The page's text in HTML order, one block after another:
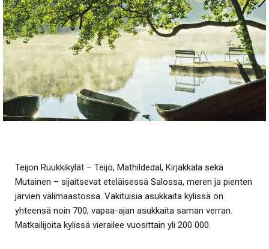
Teijon Ruukkikylät – Teijo, Mathildedal, Kirjakkala sekä
Mutainen – sijaitsevat eteläisessä Salossa, meren ja pienten
järvien välimaastossa. Vakituisia asukkaita kylissä on
yhteensä noin 700, vapaa-ajan asukkaita saman verran.
Matkailijoita kylissä vierailee vuosittain yli 200 000.